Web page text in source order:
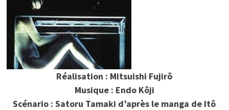
Réalisation : Mitsuishi Fujirô
Musique : Endo Kôji
Scénario : Satoru Tamaki d’après le manga de Itô